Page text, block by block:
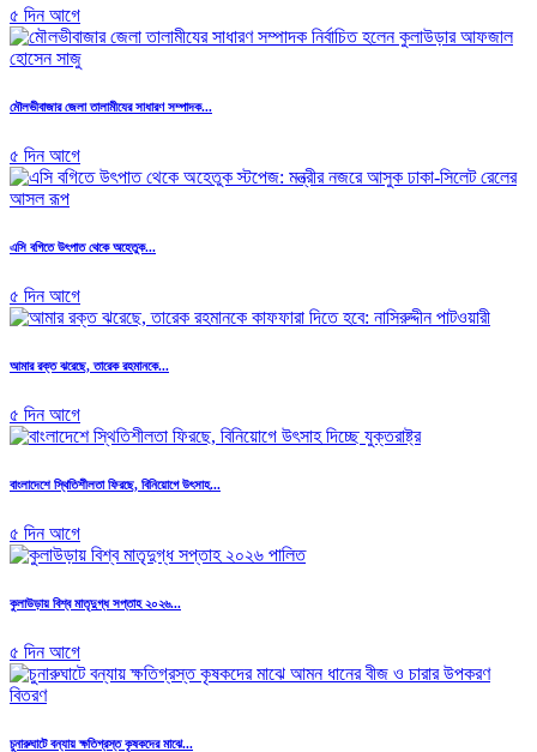
৫ দিন আগে
মৌলভীবাজার জেলা তালামীযের সাধারণ সম্পাদক...
৫ দিন আগে
এসি বগিতে উৎপাত থেকে অহেতুক...
৫ দিন আগে
আমার রক্ত ঝরেছে, তারেক রহমানকে...
৫ দিন আগে
বাংলাদেশে স্থিতিশীলতা ফিরছে, বিনিয়োগে উৎসাহ...
৫ দিন আগে
কুলাউড়ায় বিশ্ব মাতৃদুগ্ধ সপ্তাহ ২০২৬...
৫ দিন আগে
চুনারুঘাটে বন্যায় ক্ষতিগ্রস্ত কৃষকদের মাঝে...